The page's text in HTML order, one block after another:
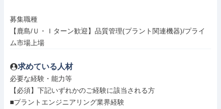
募集職種
【鹿島/Ｕ・Ｉターン歓迎】品質管理(プラント関連機器)/プライ
ム市場上場
求めている人材
必要な経験・能力等
【必須】下記いずれかのご経験に該当される方
■プラントエンジニアリング業界経験